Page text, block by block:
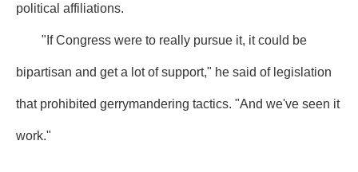
political affiliations.
"If Congress were to really pursue it, it could be
bipartisan and get a lot of support," he said of legislation
that prohibited gerrymandering tactics. "And we've seen it
work."